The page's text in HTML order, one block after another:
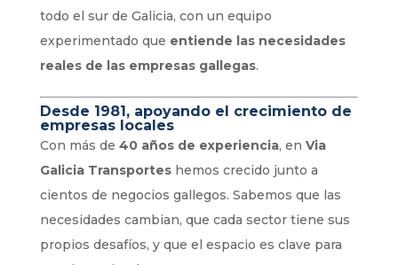
todo el sur de Galicia, con un equipo
experimentado que entiende las necesidades
reales de las empresas gallegas.
Desde 1981, apoyando el crecimiento de
empresas locales
Con más de 40 años de experiencia, en Via
Galicia Transporteshemos crecido junto a
cientos de negocios gallegos. Sabemos que las
necesidades cambian, que cada sector tiene sus
propios desafíos, y que el espacio es clave para